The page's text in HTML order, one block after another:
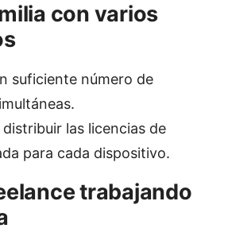
con varios
suficiente número de
las licencias de
para cada dispositivo.
trabajando